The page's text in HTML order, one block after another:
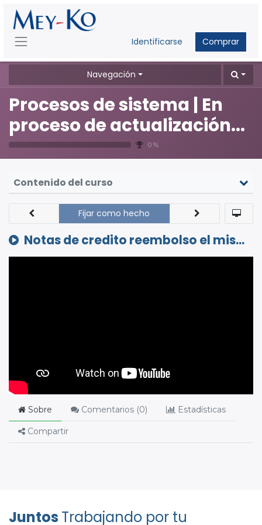
Identificarse Comprar
Navegación
Procesos de sistema | En
proceso de actualización...
0 %
Contenido del curso
Notas de credito reembolso el mismo dia
Fijar como hecho
Sobre Comentarios (0) Estadísticas
Compartir
Juntos Trabajando por tu